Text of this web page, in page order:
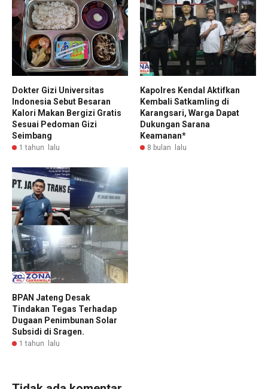
Dokter Gizi Universitas
Indonesia Sebut Besaran
Kalori Makan Bergizi Gratis
Sesuai Pedoman Gizi
Seimbang
1 tahun lalu
Kapolres Kendal Aktifkan
Kembali Satkamling di
Karangsari, Warga Dapat
Dukungan Sarana
Keamanan*
8 bulan lalu
BPAN Jateng Desak
Tindakan Tegas Terhadap
Dugaan Penimbunan Solar
Subsidi di Sragen.
1 tahun lalu